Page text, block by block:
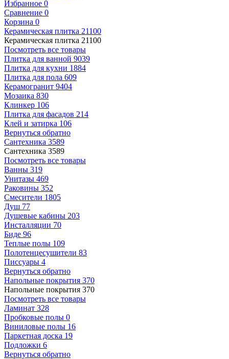
Избранное 0
Сравнение 0
Корзина 0
Керамическая плитка 21100
Керамическая плитка 21100
Посмотреть все товары
Плитка для ванной 9039
Плитка для кухни 1884
Плитка для пола 609
Керамогранит 9404
Мозаика 830
Клинкер 106
Плитка для фасадов 214
Клей и затирка 106
Вернуться обратно
Сантехника 3589
Сантехника 3589
Посмотреть все товары
Ванны 319
Унитазы 469
Раковины 352
Смесители 1805
Душ 77
Душевые кабины 203
Инсталляции 70
Биде 96
Теплые полы 109
Полотенцесушители 83
Писсуары 4
Вернуться обратно
Напольные покрытия 370
Напольные покрытия 370
Посмотреть все товары
Ламинат 328
Пробковые полы 0
Виниловые полы 16
Паркетная доска 19
Подложки 6
Вернуться обратно